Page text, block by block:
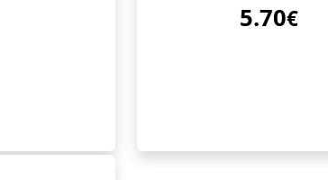
5.70€